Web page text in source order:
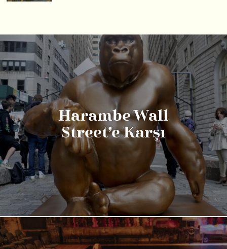
Harambe Wall
Street’e Karşı